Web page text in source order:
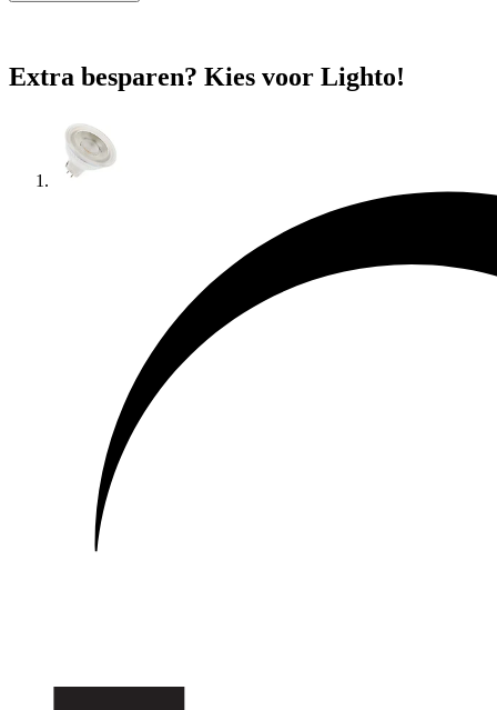
Extra besparen? Kies voor Lighto!